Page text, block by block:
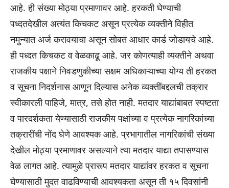
आहे. ही संख्या मोठ्या प्रमाणावर आहे. हरकती घेण्याची
पध्दतदेखील अत्यंत किचकट असून प्रत्येक व्यक्तीने विहीत
नमुन्यात अर्ज करावयाचा असून सोबत आधार कार्ड जोडायचे आहे.
ही पध्दत किचकट व वेळकाढू आहे. जर कोणत्याही व्यक्तीने अथवा
राजकीय पक्षाने निवडणुकीच्या सक्षम अधिकाऱ्याच्या योग्य ती हरकत
व सूचना निदर्शनास आणून दिल्यास अनेक व्यक्तींबद्दलची तक्रार
स्वीकारली पाहिजे, मात्र, तसे होत नाही. मतदार याद्यांबाबत स्पष्टता
व पारदर्शकता येण्यासाठी राजकीय पक्षांच्या व प्रत्येक नागरिकांच्या
तक्रारींची नोंद घेणे आवश्यक आहे. प्रभागातील नागरिकांची संख्या
देखील मोठ्या प्रमाणावर असल्याने त्या मतदार याद्या तपासण्यास
वेळ लागत आहे. त्यामुळे प्रारूप मतदार याद्यांवर हरकत व सूचना
घेण्यासाठी मुदत वाढविण्याची आवश्यकता असून ती १५ दिवसांनी